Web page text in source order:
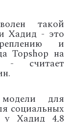
такой
Хадид - это
и
Topshop на
- считает
для
социальных
у Хадид 4,8